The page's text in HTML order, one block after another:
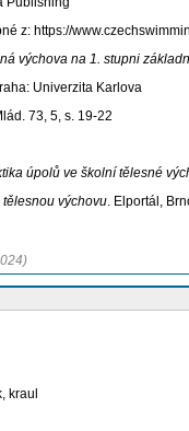
z: https://
výchova na 1. stupni
Univerzita Karlova
73, 5, s. 19-22
úpolů ve školní tělesné
výchovu. Elportál,
kraul